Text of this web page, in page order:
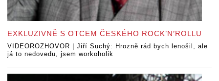
EXKLUZIVNĚ S OTCEM ČESKÉHO ROCK’N’ROLLU
VIDEOROZHOVOR | Jiří Suchý: Hrozně rád bych lenošil, ale
já to nedovedu, jsem workoholik